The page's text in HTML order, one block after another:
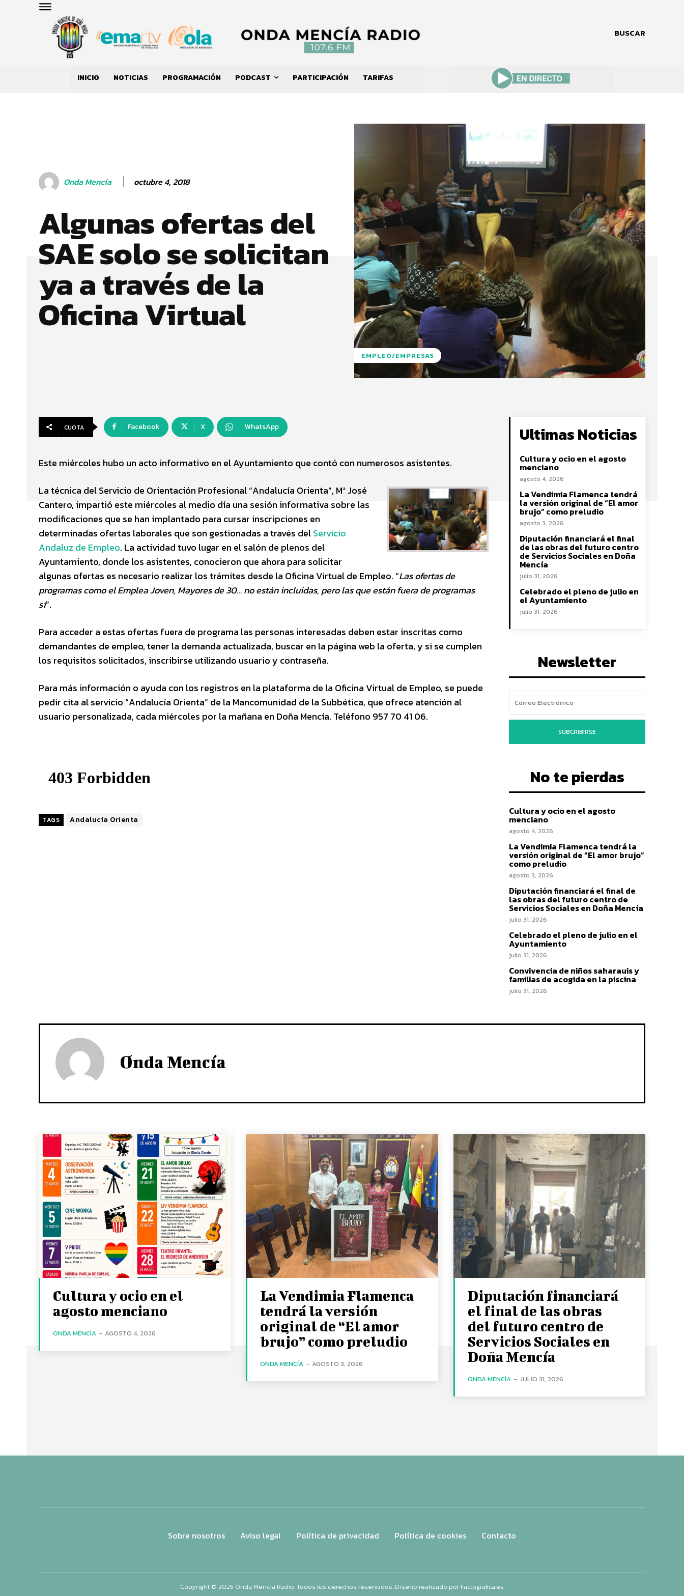
BUSCAR
INICIO NOTICIAS PROGRAMACIÓN PODCAST PARTICIPACIÓN TARIFAS
Onda Mencía octubre 4, 2018
Algunas ofertas del
SAE solo se solicitan
ya a través de la
Oficina Virtual
EMPLEO/EMPRESAS
CUOTA Facebook X WhatsApp
Este miércoles hubo un acto informativo en el Ayuntamiento que contó con numerosos asistentes.
La técnica del Servicio de Orientación Profesional “Andalucía Orienta”, Mª José
Cantero, impartió este miércoles al medio día una sesión informativa sobre las
modificaciones que se han implantado para cursar inscripciones en
determinadas ofertas laborales que son gestionadas a través delServicio
Andaluz de Empleo. La actividad tuvo lugar en el salón de plenos del
Ayuntamiento, donde los asistentes, conocieron que ahora para solicitar
algunas ofertas es necesario realizar los trámites desde la Oficina Virtual de Empleo. “Las ofertas de
programas como el Emplea Joven, Mayores de 30… no están incluidas, pero las que están fuera de programas
sí“.
Para acceder a estas ofertas fuera de programa las personas interesadas deben estar inscritas como
demandantes de empleo, tener la demanda actualizada, buscar en la página web la oferta, y si se cumplen
los requisitos solicitados, inscribirse utilizando usuario y contraseña.
Para más información o ayuda con los registros en la plataforma de la Oficina Virtual de Empleo, se puede
pedir cita al servicio “Andalucía Orienta” de la Mancomunidad de la Subbética, que ofrece atención al
usuario personalizada, cada miércoles por la mañana en Doña Mencía. Teléfono 957 70 41 06.
TAGS Andalucía Orienta
Ultimas Noticias
Cultura y ocio en el agosto
menciano
agosto 4, 2026
La Vendimia Flamenca tendrá
la versión original de “El amor
brujo” como preludio
agosto 3, 2026
Diputación financiará el final
de las obras del futuro centro
de Servicios Sociales en Doña
Mencía
julio 31, 2026
Celebrado el pleno de julio en
el Ayuntamiento
julio 31, 2026
Newsletter
SUBCRIBIRSE
No te pierdas
Cultura y ocio en el agosto
menciano
agosto 4, 2026
La Vendimia Flamenca tendrá la
versión original de “El amor brujo”
como preludio
agosto 3, 2026
Diputación financiará el final de
las obras del futuro centro de
Servicios Sociales en Doña Mencía
julio 31, 2026
Celebrado el pleno de julio en el
Ayuntamiento
julio 31, 2026
Convivencia de niños saharauis y
familias de acogida en la piscina
julio 31, 2026
Onda Mencía
Cultura y ocio en el
agosto menciano
ONDA MENCÍA - AGOSTO 4, 2026
La Vendimia Flamenca
tendrá la versión
original de “El amor
brujo” como preludio
ONDA MENCÍA - AGOSTO 3, 2026
Diputación financiará
el final de las obras
del futuro centro de
Servicios Sociales en
Doña Mencía
ONDA MENCÍA - JULIO 31, 2026
Sobre nosotros Aviso legal Política de privacidad Política de cookies Contacto
Copyright © 2025 Onda Mencía Radio. Todos los derechos reservados. Diseño realizado por Factografica.es